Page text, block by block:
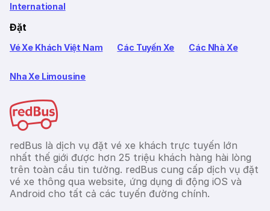
International
Đặt
Vé Xe Khách Việt Nam Các Tuyến Xe Các Nhà Xe
Nha Xe Limousine
redBus là dịch vụ đặt vé xe khách trực tuyến lớn
nhất thế giới được hơn 25 triệu khách hàng hài lòng
trên toàn cầu tin tưởng. redBus cung cấp dịch vụ đặt
vé xe thông qua website, ứng dụng di động iOS và
Android cho tất cả các tuyến đường chính.